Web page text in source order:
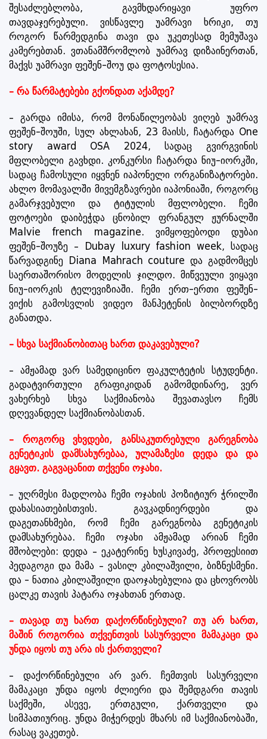
შესაძლებლობა, გავმხდარიყავი უფრო
თავდაჯერებული. ვისწავლე უამრავი ხრიკი, თუ
როგორ წარმედგინა თავი და უკეთესად მემუშავა
კამერებთან. ვთანამშრომლობ უამრავ დიზაინერთან,
მაქვს უამრავი ფეშენ-შოუ და ფოტოსესია.
– რა წარმატებები გქონდათ აქამდე?
– გარდა იმისა, რომ მონაწილეობას ვიღებ უამრავ
ფეშენ-შოუში, სულ ახლახან, 23 მაისს, ჩატარდა One
story award OSA 2024, სადაც გვირგვინის
მფლობელი გავხდი. კონკურსი ჩატარდა ნიუ-იორკში,
სადაც ჩამოსული იყვნენ იაპონელი ორგანიზატორები.
ახლო მომავალში მივემგზავრები იაპონიაში, როგორც
გამარჯვებული და ტიტულის მფლობელი. ჩემი
ფოტოები დაიბეჭდა ცნობილ ფრანგულ ჟურნალში
Malvie french magazine. ვიმყოფებოდი დუბაი
ფეშენ-შოუზე – Dubay luxury fashion week, სადაც
წარვადგინე Diana Mahrach couture და გადმომცეს
საერთაშორისო მოდელის ჯილდო. მიწვეული ვიყავი
ნიუ-იორკის ტელევიზიაში. ჩემი ერთ-ერთი ფეშენ-
ვიქის გამოსვლის ვიდეო მანჰეტენის ბილბორდზე
განათდა.
– სხვა საქმიანობითაც ხართ დაკავებული?
– ამჟამად ვარ სამედიცინო ფაკულტეტის სტუდენტი.
გადატვირთული გრაფიკიდან გამომდინარე, ვერ
ვახერხებ სხვა საქმიანობა შევათავსო ჩემს
დღევანდელ საქმიანობასთან.
– როგორც ვხვდები, განსაკუთრებული გარეგნობა
გენეტიკის დამსახურებაა, ულამაზესი დედა და და
გყავთ. გაგვაცანით თქვენი ოჯახი.
– უღრმესი მადლობა ჩემი ოჯახის პოზიტიურ ჭრილში
დახასიათებისთვის. გავკადნიერდები და
დაგეთანხმები, რომ ჩემი გარეგნობა გენეტიკის
დამსახურებაა. ჩემი ოჯახი ამჟამად არიან ჩემი
მშობლები: დედა – ეკატერინე ხუსკივაძე, პროფესიით
პედაგოგი და მამა – ვასილ კბილაშვილი, ბიზნესმენი.
და - ნათია კბილაშვილი დაოჯახებულია და ცხოვრობს
ცალკე თავის პატარა ოჯახთან ერთად.
– თავად თუ ხართ დაქორწინებული? თუ არ ხართ,
მაშინ როგორია თქვენთვის სასურველი მამაკაცი და
უნდა იყოს თუ არა ის ქართველი?
– დაქორწინებული არ ვარ. ჩემთვის სასურველი
მამაკაცი უნდა იყოს ძლიერი და შემდგარი თავის
საქმეში, ასევე, ერთგული, ქართველი და
სიმპათიურიც. უნდა მიჭერდეს მხარს იმ საქმიანობაში,
რასაც ვაკეთებ.